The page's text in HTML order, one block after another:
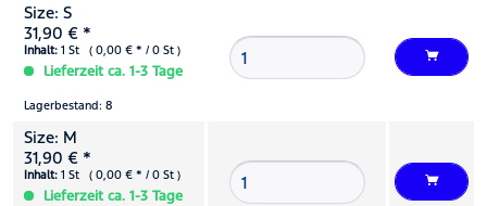
Size: S
31,90 € *
Inhalt: 1 St ( 0,00 € * / 0 St )
Lieferzeit ca. 1-3 Tage
Lagerbestand: 8
Size: M
31,90 € *
Inhalt: 1 St ( 0,00 € * / 0 St )
Lieferzeit ca. 1-3 Tage